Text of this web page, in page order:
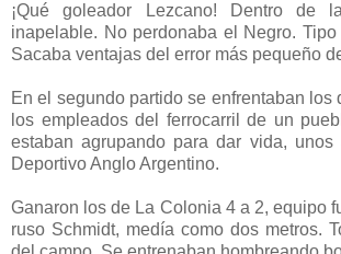
¡Qué goleador Lezcano! Dentro de
inapelable. No perdonaba el Negro.
Sacaba ventajas del error más pequeño
En el segundo partido se enfrentaban los
los empleados del ferrocarril de un
estaban agrupando para dar vida, unos
Deportivo Anglo Argentino.
Ganaron los de La Colonia 4 a 2, equipo
ruso Schmidt, medía como dos metros.